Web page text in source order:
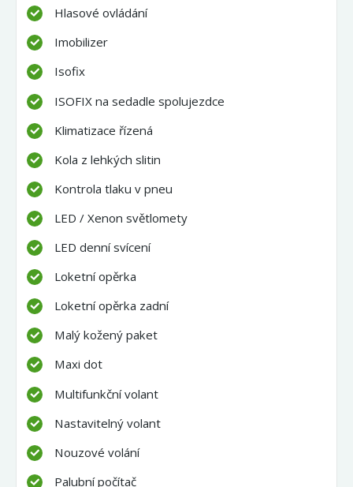
Hlasové ovládání
Imobilizer
Isofix
ISOFIX na sedadle spolujezdce
Klimatizace řízená
Kola z lehkých slitin
Kontrola tlaku v pneu
LED / Xenon světlomety
LED denní svícení
Loketní opěrka
Loketní opěrka zadní
Malý kožený paket
Maxi dot
Multifunkční volant
Nastavitelný volant
Nouzové volání
Palubní počítač